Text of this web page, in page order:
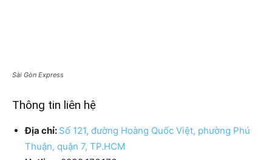
Sài Gòn Express
Thông tin liên hệ
Địa chỉ: Số 121, đường Hoàng Quốc Việt, phường Phú
Thuận, quận 7, TP.HCM